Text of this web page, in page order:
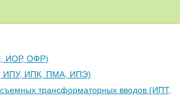
ИОР, ОФР)
ИПУ, ИПК, ПМА, ИПЭ)
трансформаторных вводов (ИПТ,